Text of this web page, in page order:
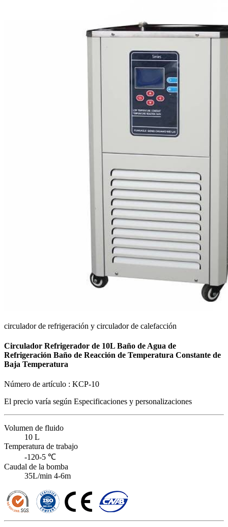
circulador de refrigeración y circulador de calefacción
Circulador Refrigerador de 10L Baño de Agua de
Refrigeración Baño de Reacción de Temperatura Constante de
Baja Temperatura
Número de artículo : KCP-10
El precio varía según Especificaciones y personalizaciones
Volumen de fluido
10 L
Temperatura de trabajo
-120-5 ℃
Caudal de la bomba
35L/min 4-6m